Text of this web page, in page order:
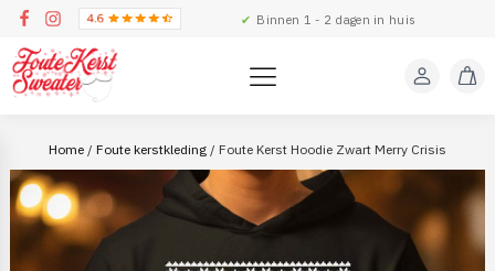
✔ Binnen 1 - 2 dagen in huis
Home / Foute kerstkleding / Foute Kerst Hoodie Zwart Merry Crisis